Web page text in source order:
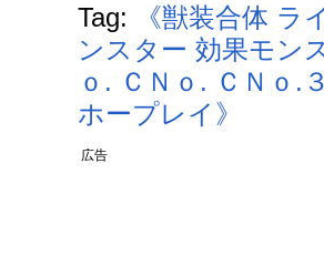
Tag:
《獣装合体 ラ
ンスター 効果モン
ｏ. ＣＮｏ. ＣＮｏ.
ホープレイ》
広告